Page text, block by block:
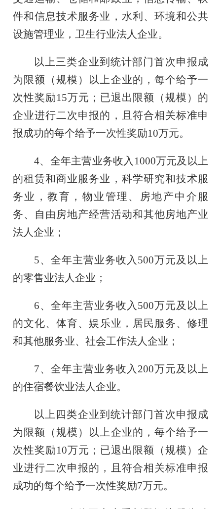
件和信息技术服务业，水利、环境和公共
设施管理业，卫生行业法人企业。
以上三类企业到统计部门首次申报成
为限额（规模）以上企业的，每个给予一
次性奖励15万元； 已退出 限额（规模） 的
企业进行二次申报的，且符合相关标准申
报成功的每个给予一次性奖励10万元。
4、 全年主营业务收入 1000万元及以上
的租赁和商业服务业，科学研究和技术服
务业，教育，物业管理、房地产中介服
务、自由房地产经营活动和其他房地产业
法人企业 ；
5、全年主营业务收入 500万元及以上
的零售业法人企业 ；
6、全年主营业务收入 500万元及以上
的文化、体育、娱乐业 ， 居民服务、修理
和其他服务业、社会工作法人企业；
7、全年主营业务收入 200万元及以上
的住宿餐饮业法人企业。
以上四类企业到统计部门首次申报成
为限额（规模）以上企业的，每个给予一
次性奖励10万元 ；已退出 限额（规模） 企
业进行二次申报的，且符合相关标准申报
成功的每个给予一次性奖励7万元。